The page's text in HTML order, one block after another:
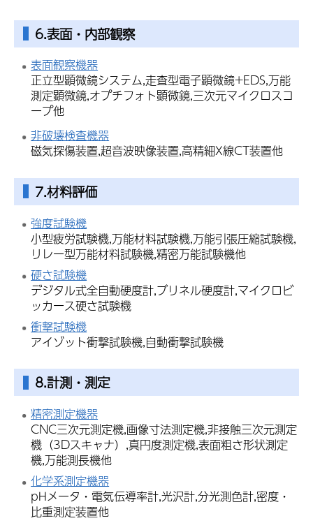
6.表面・内部観察
表面観察機器
正立型顕微鏡システム,走査型電子顕微鏡+EDS,万能
測定顕微鏡,オプチフォト顕微鏡,三次元マイクロスコ
ープ他
非破壊検査機器
磁気探傷装置,超音波映像装置,高精細X線CT装置他
7.材料評価
強度試験機
小型疲労試験機,万能材料試験機,万能引張圧縮試験機,
リレー型万能材料試験機,精密万能試験機他
硬さ試験機
デジタル式全自動硬度計,ブリネル硬度計,マイクロビ
ッカース硬さ試験機
衝撃試験機
アイゾット衝撃試験機,自動衝撃試験機
8.計測・測定
精密測定機器
CNC三次元測定機,画像寸法測定機,非接触三次元測定
機（3Dスキャナ）,真円度測定機,表面粗さ形状測定
機,万能測長機他
化学系測定機器
pHメータ・電気伝導率計,光沢計,分光測色計,密度・
比重測定装置他